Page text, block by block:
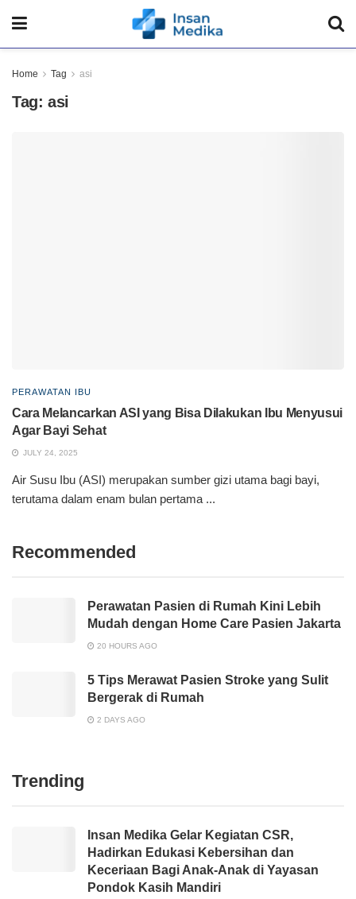
Home Tag asi
Tag: asi
PERAWATAN IBU
Cara Melancarkan ASI yang Bisa Dilakukan Ibu Menyusui
Agar Bayi Sehat
JULY 24, 2025
Air Susu Ibu (ASI) merupakan sumber gizi utama bagi bayi,
terutama dalam enam bulan pertama ...
Recommended
Perawatan Pasien di Rumah Kini Lebih
Mudah dengan Home Care Pasien Jakarta
20 HOURS AGO
5 Tips Merawat Pasien Stroke yang Sulit
Bergerak di Rumah
2 DAYS AGO
Trending
Insan Medika Gelar Kegiatan CSR,
Hadirkan Edukasi Kebersihan dan
Keceriaan Bagi Anak-Anak di Yayasan
Pondok Kasih Mandiri